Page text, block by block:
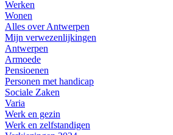
Werken
Wonen
Alles over Antwerpen
Mijn verwezenlijkingen
Antwerpen
Armoede
Pensioenen
Personen met handicap
Sociale Zaken
Varia
Werk en gezin
Werk en zelfstandigen